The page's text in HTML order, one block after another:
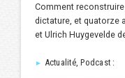
Comment
dictature, et quatorze
et Ulrich Huygevelde
► Actualité, Podcast :